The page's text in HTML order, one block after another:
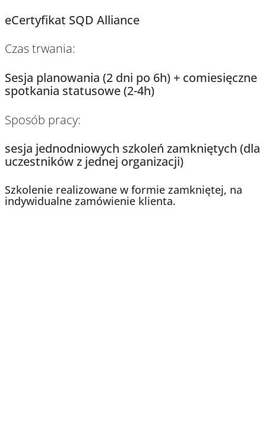
eCertyfikat SQD Alliance
Czas trwania:
Sesja planowania (2 dni po 6h) + comiesięczne
spotkania statusowe (2-4h)
Sposób pracy:
sesja jednodniowych szkoleń zamkniętych (dla
uczestników z jednej organizacji)
Szkolenie realizowane w formie zamkniętej, na
indywidualne zamówienie klienta.